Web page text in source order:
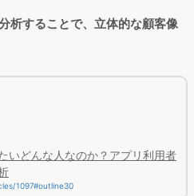
析することで、立体的な顧客像
いどんな人なのか？アプリ利用者
1097#outline30